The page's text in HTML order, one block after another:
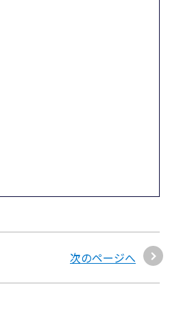
次のページへ